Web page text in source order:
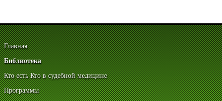
Главная
Библиотека
Кто есть Кто в судебной медицине
Программы